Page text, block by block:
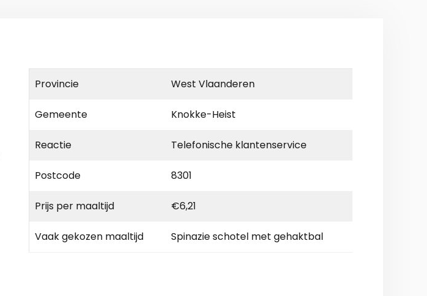
Provincie West Vlaanderen
Gemeente Knokke-Heist
Reactie Telefonische klantenservice
Postcode 8301
Prijs per maaltijd €6,21
Vaak gekozen maaltijd Spinazie schotel met gehaktbal